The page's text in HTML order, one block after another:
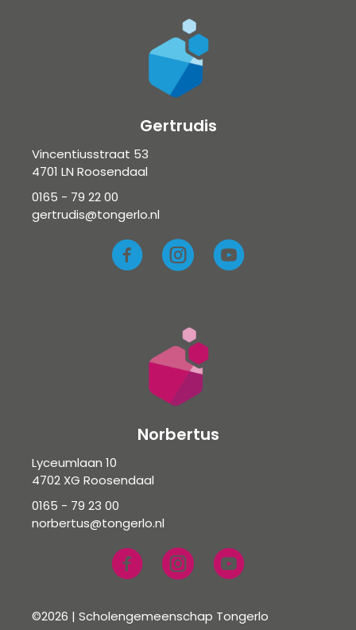
Gertrudis
Vincentiusstraat 53
4701 LN Roosendaal
0165 - 79 22 00
gertrudis@tongerlo.nl
Norbertus
Lyceumlaan 10
4702 XG Roosendaal
0165 - 79 23 00
norbertus@tongerlo.nl
©2026 | Scholengemeenschap Tongerlo